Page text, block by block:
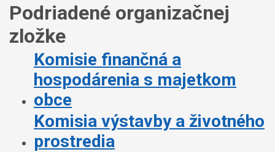
Podriadené organizačnej
zložke
Komisie finančná a
hospodárenia s majetkom
obce
Komisia výstavby a životného
prostredia